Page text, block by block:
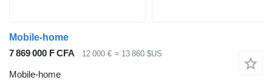
Mobile-home
7 869 000 F CFA
12 000 € ≈ 13 860 $US
Mobile-home